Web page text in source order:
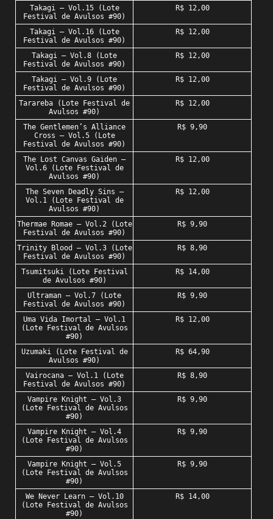
Takagi – Vol.15 (Lote
Festival de Avulsos #90)
R$ 12,00
Takagi – Vol.16 (Lote
Festival de Avulsos #90)
R$ 12,00
Takagi – Vol.8 (Lote
Festival de Avulsos #90)
R$ 12,00
Takagi – Vol.9 (Lote
Festival de Avulsos #90)
R$ 12,00
Tarareba (Lote Festival de
Avulsos #90)
R$ 12,00
The Gentlemen’s Alliance
Cross – Vol.5 (Lote
Festival de Avulsos #90)
R$ 9,90
The Lost Canvas Gaiden –
Vol.6 (Lote Festival de
Avulsos #90)
R$ 12,00
The Seven Deadly Sins –
Vol.1 (Lote Festival de
Avulsos #90)
R$ 12,00
Thermae Romae – Vol.2 (Lote
Festival de Avulsos #90)
R$ 9,90
Trinity Blood – Vol.3 (Lote
Festival de Avulsos #90)
R$ 8,90
Tsumitsuki (Lote Festival
de Avulsos #90)
R$ 14,00
Ultraman – Vol.7 (Lote
Festival de Avulsos #90)
R$ 9,90
Uma Vida Imortal – Vol.1
(Lote Festival de Avulsos
#90)
R$ 12,00
Uzumaki (Lote Festival de
Avulsos #90)
R$ 64,90
Vairocana – Vol.1 (Lote
Festival de Avulsos #90)
R$ 8,90
Vampire Knight – Vol.3
(Lote Festival de Avulsos
#90)
R$ 9,90
Vampire Knight – Vol.4
(Lote Festival de Avulsos
#90)
R$ 9,90
Vampire Knight – Vol.5
(Lote Festival de Avulsos
#90)
R$ 9,90
We Never Learn – Vol.10
(Lote Festival de Avulsos
#90)
R$ 14,00